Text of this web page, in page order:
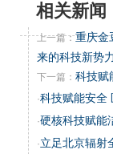
相关新闻
上一篇：重庆金
来的科技新势
下一篇： 科技赋
·科技赋能安
·硬核科技赋能
·立足北京辐射